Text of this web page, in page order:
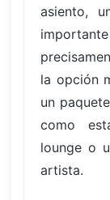
asiento,
la opción
un
como
lounge o
artista.